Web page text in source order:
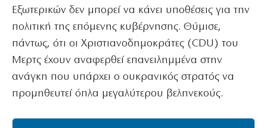
Εξωτερικών δεν μπορεί να κάνει υποθέσεις για την
πολιτική της επόμενης κυβέρνησης. Θύμισε,
πάντως, ότι οι Χριστιανοδημοκράτες (CDU) του
Μερτς έχουν αναφερθεί επανειλημμένα στην
ανάγκη που υπάρχει ο ουκρανικός στρατός να
προμηθευτεί όπλα μεγαλύτερου βεληνεκούς.